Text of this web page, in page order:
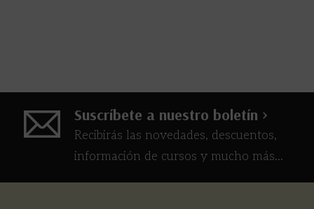
Suscríbete a nuestro boletín >
Recibirás las novedades, descuentos,
información de cursos y mucho más...